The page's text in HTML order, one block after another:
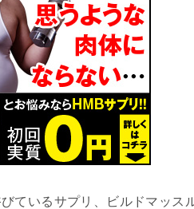
ているサプリ、ビルドマッ